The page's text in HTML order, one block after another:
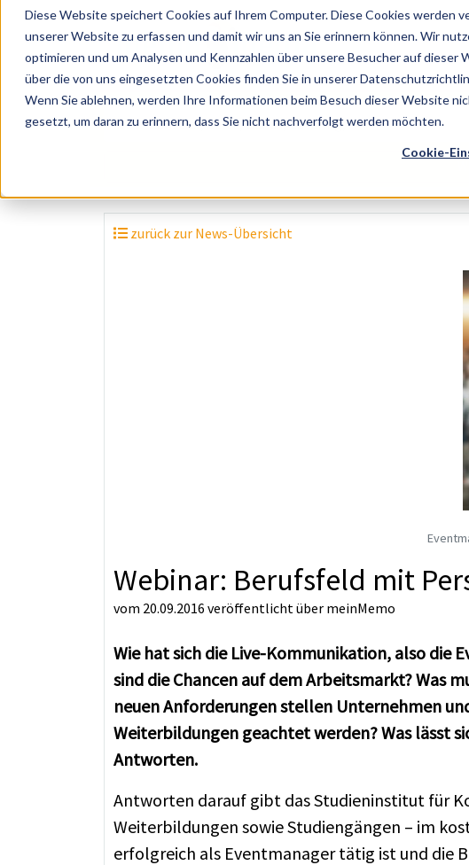
Diese Website speichert Cookies auf Ihrem Computer. Diese Cookies
unserer Website zu erfassen und damit wir uns an Sie erinnern können. Wir
optimieren und um Analysen und Kennzahlen über unsere Besucher auf
über die von uns eingesetzten Cookies finden Sie in unserer
Wenn Sie ablehnen, werden Ihre Informationen beim Besuch dieser Website
gesetzt, um daran zu erinnern, dass Sie nicht nachverfolgt werden möchten.
Cookie-
zurück zur News-Übersicht
Webinar: Berufsfeld mit
vom 20.09.2016 veröffentlicht über meinMemo
Wie hat sich die Live-Kommunikation, also die
sind die Chancen auf dem Arbeitsmarkt? Was
neuen Anforderungen stellen Unternehmen
Weiterbildungen geachtet werden? Was lässt
Antworten.
Antworten darauf gibt das Studieninstitut für
Weiterbildungen sowie Studiengängen – im
erfolgreich als Eventmanager tätig ist und die
Künstler, Zelte, Bands, Catering, ...